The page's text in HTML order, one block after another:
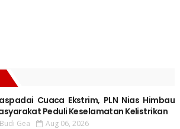
Cuaca Ekstrim, PLN Nias Himbau
Peduli Keselamatan Kelistrikan
Budi Gea Aug 06, 2026